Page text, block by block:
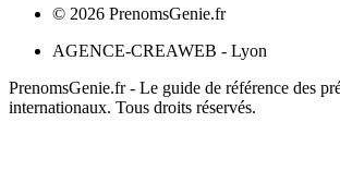
© 2026 PrenomsGenie.fr
AGENCE-CREAWEB - Lyon
PrenomsGenie.fr - Le guide de référence des
internationaux. Tous droits réservés.